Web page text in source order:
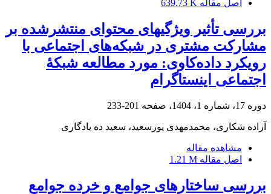
اصل مقاله 639.73 K
بررسی تأثیر ویژگی‏های محتوای منتشرشده بر
مشارکت مشتری در شبکه‌های اجتماعی با
رویکرد داده‌کاوی: مورد مطالعه شبکۀ
اجتماعی اینستاگرام
دوره 17، شماره 1، 1404، صفحه 201-233
آزاده شکاری، محمدمهدی پورسعید، سعید ده یادگاری
مشاهده مقاله
اصل مقاله 1.21 M
بررسی ساختارهای جوامع و خرده جوامع